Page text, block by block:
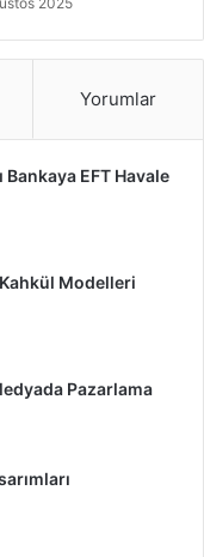
Yorumlar
Bankaya EFT Havale
Modelleri
Pazarlama